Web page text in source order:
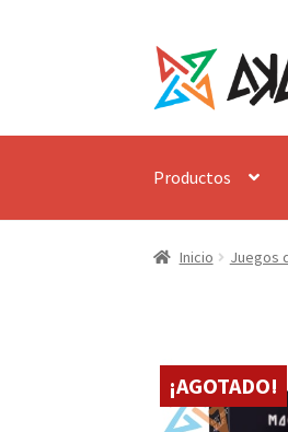
Ir
a
la
navegación
Ir
al
contenido
Productos
Inicio Juegos
¡AGOTADO!